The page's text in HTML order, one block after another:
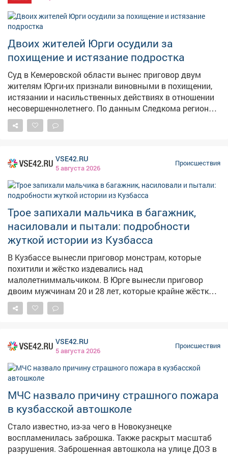
мужчину составили протокол по статье "Мелкое
хулиганство". Суд отправил его под
административный арест на 8 суток. Полиция
напоминает: о подобных происшествиях нужно
сообщать по номеру 102, чтобы своевременно
пресекать противоправные действия.
Двоих жителей Юрги осудили за
похищение и истязание подростка
Суд в Кемеровской области вынес приговор двум
жителям Юрги-их признали виновными в похищении,
истязании и насильственных действиях в отношении
несовершеннолетнего. По данным Следкома региона,
в апреле 2024года мужчины поссорились с 13‑летним
знакомым из‑за пустяка. Они насильно посадили
подростка и совершили в отношении него ряд
противоправных действий-в том числе сексуального
характера. После этого ребёнка снова поместили в
багажник и отвезли к деревне Новоягодное, где
продолжили издеваться над ним. В итоге
злоумышленники оставили мальчика на месте и
скрылись. В зависимости от степени участия в
преступлении суд назначил одному из осуждённых
16лет лишения свободы, второму-4года колонии
строгого режима. Автомобиль, на котором они
похищали подростка, конфисковали в доход
государства. Дело в отношении третьего соучастника
прекращено-мужчина скончался. Фото: АиФ
VSE42.RU
5 августа 2026
Происшествия
Трое запихали мальчика в багажник,
насиловали и пытали: подробности
жуткой истории из Кузбасса
В Кузбассе вынесли приговор монстрам, которые
похитили и жёстко издевались над
малолетниммальчиком. В Юрге вынесли приговор
двоим мужчинам 20 и 28 лет, которые крайне жёстко
поступили с ребёнком, сообщает в среду СК. По
версии следствия, в апреле 2024 года двое горожан по
повезли в безлюдное место. Там к ним присоединился
третий агрессор, и вместе они избили жертву. Затем
один из похитителейперешёл на сексуальное насилие.
На этом страдания ребёнка не закончились, его
засунули обратно в багажник и отвезли в
райондеревниНовоягодное, где продолжили
экзекуцию. Затем бросили и уехали. Детали истории
ещё более шокирующие. Как сообщала Gazeta.ru в
прошлом году, поводом для нападения стало то, что
подросток был неформалом. Вызывающая
VSE42.RU
5 августа 2026
Происшествия
МЧС назвало причину страшного пожара
в кузбасской автошколе
Стало известно, из-за чего в Новокузнецке
воспламенилась заброшка. Также раскрыт масштаб
разрушения. Заброшенная автошкола на улице ДОЗ в